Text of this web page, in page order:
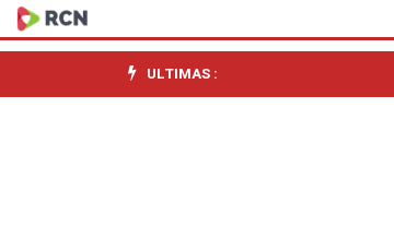
Entenda
as
novas
ULTIMAS :